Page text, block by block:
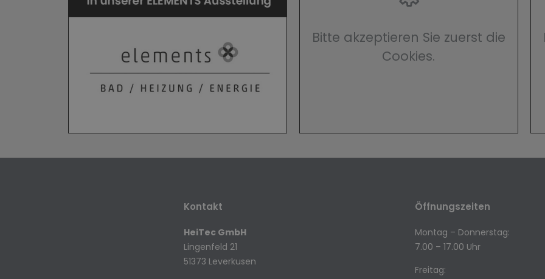
Bitte akzeptieren Sie zuerst die
Cookies.
Kontakt
HeiTec GmbH
Lingenfeld 21
51373 Leverkusen
Öffnungszeiten
Montag – Donnerstag:
7.00 – 17.00 Uhr
Freitag: